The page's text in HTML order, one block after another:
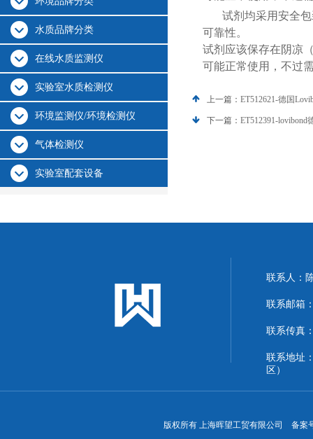
水质品牌分类
在线水质监测仪
实验室水质检测仪
环境监测仪/环境检测仪
气体检测仪
实验室配套设备
试剂均采用安全
可靠性。
试剂应该保存在阴凉
可能正常使用，不过
上一篇： ET512621-德国
下一篇： ET512391-lovibond
联系人：
联系邮箱
联系传真
联系地址
区）
版权所有 上海晖望工贸有限公司 备案